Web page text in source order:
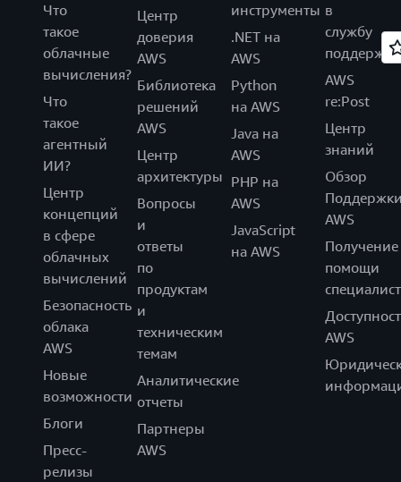
Что
такое
облачные
вычисления?
Что
такое
агентный
ИИ?
Центр
концепций
в сфере
облачных
вычислений
Безопасность
облака
AWS
Новые
возможности
Блоги
Пресс-
релизы
Центр
доверия
AWS
Библиотека
решений
AWS
Центр
архитектуры
Вопросы
и
ответы
по
продуктам
и
техническим
темам
Аналитические
отчеты
Партнеры
AWS
инструменты
.NET на
AWS
Python
на AWS
Java на
AWS
PHP на
AWS
JavaScript
на AWS
в
службу
поддержки
AWS
re:Post
Центр
знаний
Обзор
AWS
Получение
помощи
AWS